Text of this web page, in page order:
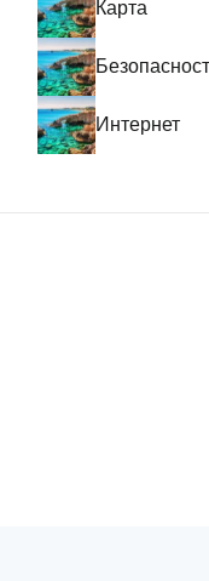
Карта
Безопасност
Интернет